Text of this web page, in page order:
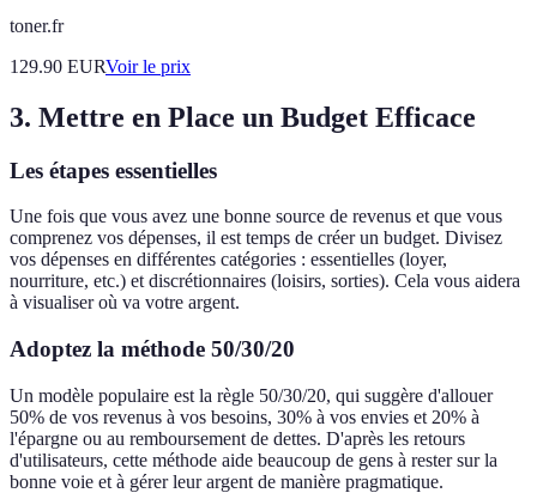
toner.fr
129.90 EURVoir le prix
3. Mettre en Place un Budget Efficace
Les étapes essentielles
Une fois que vous avez une bonne source de revenus et que vous
comprenez vos dépenses, il est temps de créer un budget. Divisez
vos dépenses en différentes catégories : essentielles (loyer,
nourriture, etc.) et discrétionnaires (loisirs, sorties). Cela vous aidera
à visualiser où va votre argent.
Adoptez la méthode 50/30/20
Un modèle populaire est la règle 50/30/20, qui suggère d'allouer
50% de vos revenus à vos besoins, 30% à vos envies et 20% à
l'épargne ou au remboursement de dettes. D'après les retours
d'utilisateurs, cette méthode aide beaucoup de gens à rester sur la
bonne voie et à gérer leur argent de manière pragmatique.